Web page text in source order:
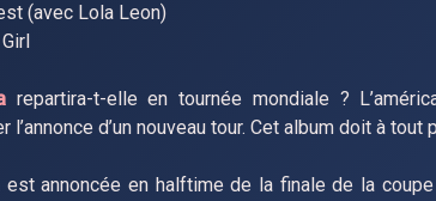
(avec Lola Leon)
repartira-t-elle en tournée mondiale ?
l’annonce d’un nouveau tour. Cet album doit à tout
est annoncée en halftime de la finale de la